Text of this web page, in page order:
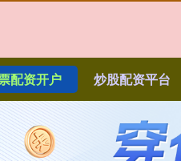
配资开户 炒股配资平台